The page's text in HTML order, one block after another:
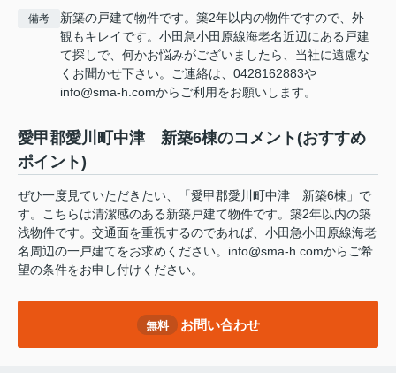
備考
新築の戸建て物件です。築2年以内の物件ですので、外
観もキレイです。小田急小田原線海老名近辺にある戸建
て探しで、何かお悩みがございましたら、当社に遠慮な
くお聞かせ下さい。ご連絡は、0428162883や
info@sma-h.comからご利用をお願いします。
愛甲郡愛川町中津 新築6棟のコメント(おすすめ
ポイント)
ぜひ一度見ていただきたい、「愛甲郡愛川町中津 新築6棟」で
す。こちらは清潔感のある新築戸建て物件です。築2年以内の築
浅物件です。交通面を重視するのであれば、小田急小田原線海老
名周辺の一戸建てをお求めください。info@sma-h.comからご希
望の条件をお申し付けください。
無料 お問い合わせ